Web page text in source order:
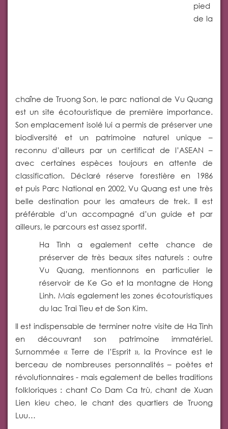
pied
de la
chaîne de Truong Son, le parc national de Vu Quang
est un site écotouristique de première importance.
Son emplacement isolé lui a permis de préserver une
biodiversité et un patrimoine naturel unique –
reconnu d’ailleurs par un certificat de l’ASEAN –
avec certaines espèces toujours en attente de
classification. Déclaré réserve forestière en 1986
et puis Parc National en 2002, Vu Quang est une très
belle destination pour les amateurs de trek. Il est
préférable d’un accompagné d’un guide et par
ailleurs, le parcours est assez sportif.
Ha Tinh a egalement cette chance de
préserver de très beaux sites naturels : outre
Vu Quang, mentionnons en particulier le
réservoir de Ke Go et la montagne de Hong
Linh. Mais egalement les zones écotouristiques
du lac Trai Tieu et de Son Kim.
Il est indispensable de terminer notre visite de Ha Tinh
en découvrant son patrimoine immatériel.
Surnommée « Terre de l’Esprit », la Province est le
berceau de nombreuses personnalités – poètes et
révolutionnaires - mais egalement de belles traditions
folkloriques : chant Co Dam Ca trù, chant de Xuan
Lien kieu cheo, le chant des quartiers de Truong
Luu…